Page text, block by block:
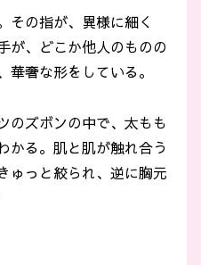
その指が、異様に細く
が、どこか他人のものの
奢な形をしている。
のズボンの中で、太もも
かる。肌と肌が触れ合う
ゅっと絞られ、逆に胸元